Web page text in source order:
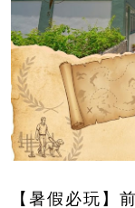
【暑假必玩】